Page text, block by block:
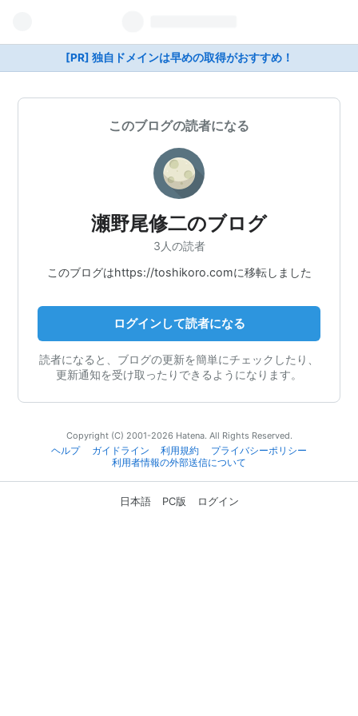
[PR] 独自ドメインは早めの取得がおすすめ！
このブログの読者になる
瀬野尾修二のブログ
3人の読者
このブログはhttps://toshikoro.comに移転しました
ログインして読者になる
読者になると、ブログの更新を簡単にチェックしたり、
更新通知を受け取ったりできるようになります。
Copyright (C) 2001-2026 Hatena. All Rights Reserved.
ヘルプ
ガイドライン 利用規約
プライバシーポリシー
利用者情報の外部送信について
日本語 PC版 ログイン